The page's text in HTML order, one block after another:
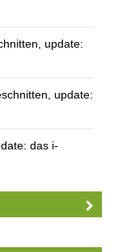
update:
update:
das i-